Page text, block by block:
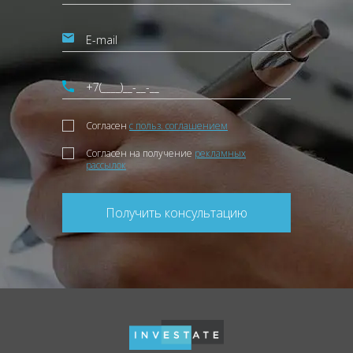
Согласен с польз. соглашением
Согласен на получение рекламных
рассылок
Получить консультацию